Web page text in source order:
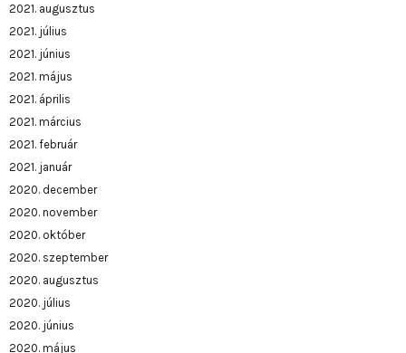
2021. augusztus
2021. július
2021. június
2021. május
2021. április
2021. március
2021. február
2021. január
2020. december
2020. november
2020. október
2020. szeptember
2020. augusztus
2020. július
2020. június
2020. május